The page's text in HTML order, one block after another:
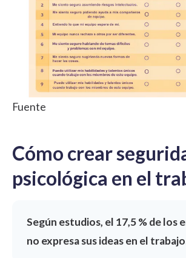
Fuente
Cómo crear
psicológica en el
Según estudios, el 17,5 %de los
no expresa sus ideas en el